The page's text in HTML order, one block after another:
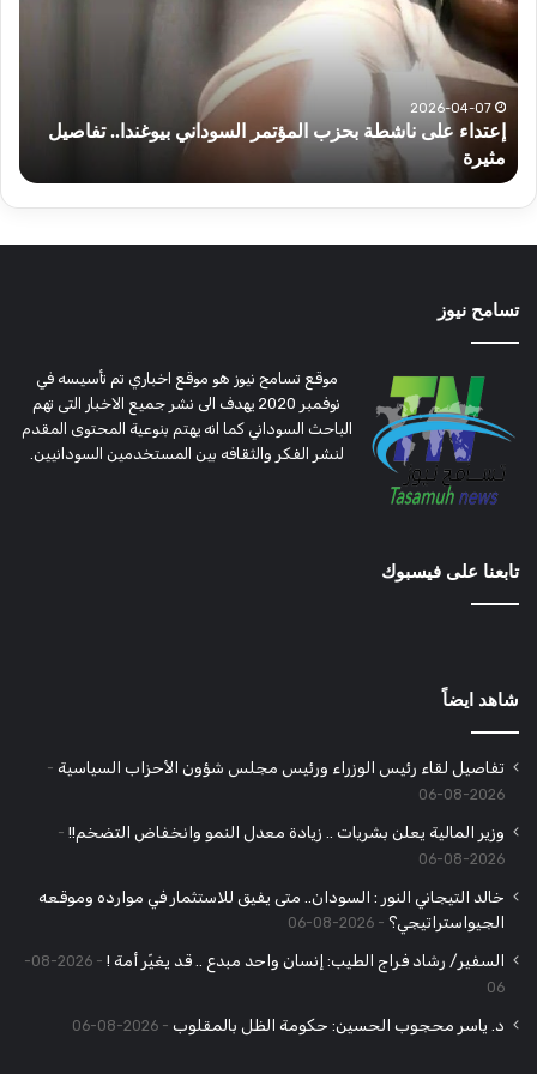
بحزب
المؤتمر
السوداني
بيوغندا..
تفاصيل
مثيرة
2026-04-07
إعتداء على ناشطة بحزب المؤتمر السوداني بيوغندا.. تفاصيل
مثيرة
تسامح نيوز
موقع تسامح نيوز هو موقع اخباري تم تأسيسه في
نوفمبر 2020 يهدف الى نشر جميع الاخبار التى تهم
الباحث السوداني كما انه يهتم بنوعية المحتوى المقدم
لنشر الفكر والثقافه بين المستخدمين السودانيين.
تابعنا على فيسبوك
شاهد ايضاً
تفاصيل لقاء رئيس الوزراء ورئيس مجلس شؤون الأحزاب السياسية
2026-08-06
وزير المالية يعلن بشريات .. زيادة معدل النمو وانخفاض التضخم!!
2026-08-06
خالد التيجاني النور : السودان.. متى يفيق للاستثمار في موارده وموقعه
الجيواستراتيجي؟
2026-08-06
السفير/ رشاد فراج الطيب: إنسان واحد مبدع .. قد يغيّر أمة !
2026-08-
06
د. ياسر محجوب الحسين: حكومة الظل بالمقلوب 2026-08-06